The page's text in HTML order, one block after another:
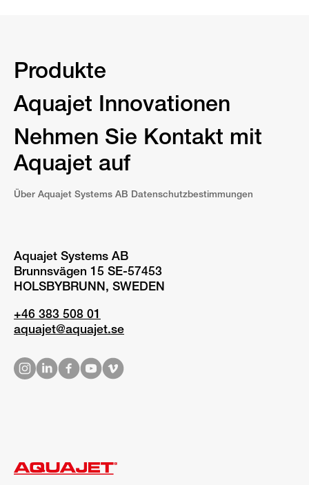
Produkte
Aquajet Innovationen
Nehmen Sie Kontakt mit
Aquajet auf
Über Aquajet Systems AB Datenschutzbestimmungen
Aquajet Systems AB
Brunnsvägen 15 SE-57453
HOLSBYBRUNN, SWEDEN
+46 383 508 01
aquajet@aquajet.se